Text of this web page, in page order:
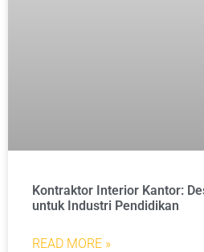
Kontraktor Interior Kantor:
untuk Industri Pendidikan
READ MORE »